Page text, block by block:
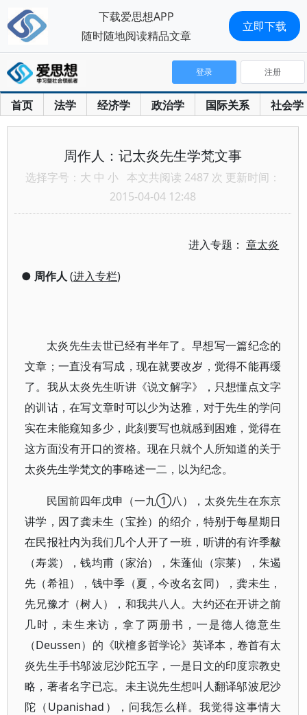
首页 法学 经济学 政治学 国际关系 社会学
登录 注册
周作人：记太炎先生学梵文事
选择字号： 大 中 小 本文共阅读 2487 次 更新时间：
2015-04-04 12:48
进入专题：章太炎
● 周作人 (进入专栏)
太炎先生去世已经有半年了。早想写一篇纪念的
文章；一直没有写成，现在就要改岁，觉得不能再缓
了。我从太炎先生听讲《说文解字》，只想懂点文字
的训诂，在写文章时可以少为达雅，对于先生的学问
实在未能窥知多少，此刻要写也就感到困难，觉得在
这方面没有开口的资格。现在只就个人所知道的关于
太炎先生学梵文的事略述一二，以为纪念。
民国前四年戊申（一九①八），太炎先生在东京
讲学，因了龚未生（宝拴）的绍介，特别于每星期日
在民报社内为我们几个人开了一班，听讲的有许季黻
（寿裳），钱均甫（家治），朱蓬仙（宗莱），朱遏
先（希祖），钱中季（夏，今改名玄同），龚未生，
先兄豫才（树人），和我共八人。大约还在开讲之前
几时，未生来访，拿了两册书，一是德人德意生
（Deussen）的《吠檀多哲学论》英译本，卷首有太
炎先生手书邬波尼沙陀五字，一是日文的印度宗教史
略，著者名字已忘。未主说先生想叫人翻译邬波尼沙
陀（Upanishad），问我怎么样。我觉得这事情大
下载爱思想APP
随时随地阅读精品文章
立即下载